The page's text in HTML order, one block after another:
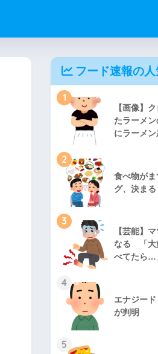
フード速報の
1
【画像】
たラーメ
にラーメ
2
食べ物が
グ、決まる
3
【芸能】
なる 「大
べてたら…
4
エナジー
が判明
5